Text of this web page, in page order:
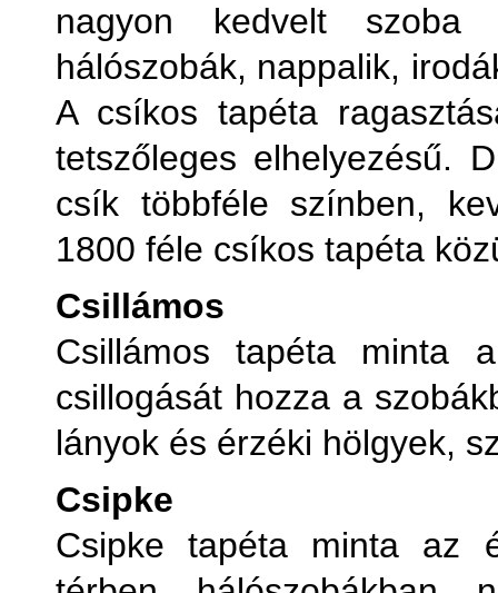
nagyon kedvelt szoba
hálószobák, nappalik,
A csíkos tapéta
tetszőleges elhelyezésű.
csík többféle színben,
1800 féle csíkos tapéta
Csillámos
Csillámos tapéta minta
csillogását hozza a
lányok és érzéki hölgyek,
Csipke
Csipke tapéta minta az